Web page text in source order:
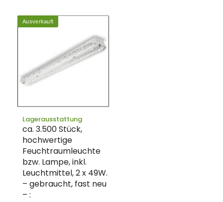
Ausverkauft
Lagerausstattung
ca. 3.500 Stück,
hochwertige
Feuchtraumleuchte
bzw. Lampe, inkl.
Leuchtmittel, 2 x 49W.
– gebraucht, fast neu
– :